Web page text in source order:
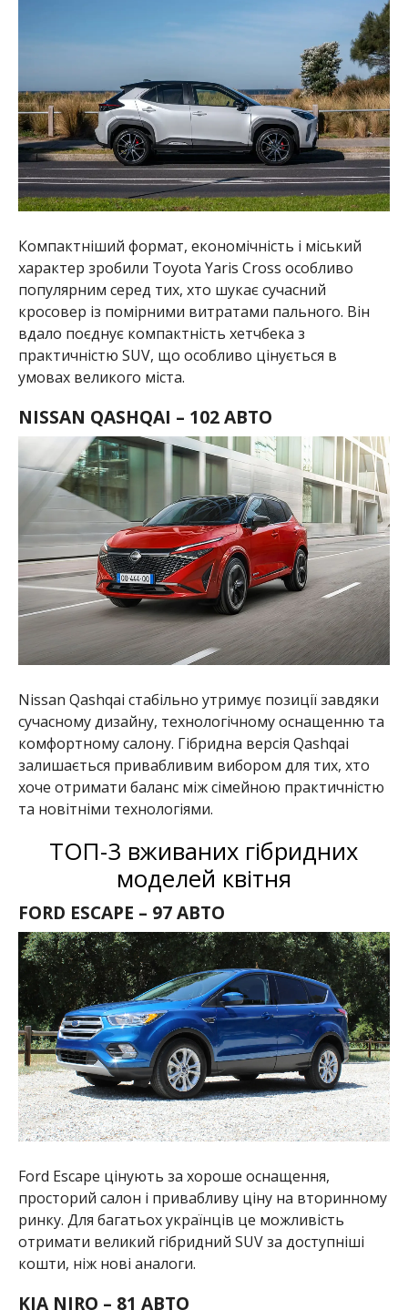
Компактніший формат, економічність і міський
характер зробили Toyota Yaris Cross особливо
популярним серед тих, хто шукає сучасний
кросовер із помірними витратами пального. Він
вдало поєднує компактність хетчбека з
практичністю SUV, що особливо цінується в
умовах великого міста.
NISSAN QASHQAI – 102 АВТО
Nissan Qashqai стабільно утримує позиції завдяки
сучасному дизайну, технологічному оснащенню та
комфортному салону. Гібридна версія Qashqai
залишається привабливим вибором для тих, хто
хоче отримати баланс між сімейною практичністю
та новітніми технологіями.
ТОП-3 вживаних гібридних
моделей квітня
FORD ESCAPE – 97 АВТО
Ford Escape цінують за хороше оснащення,
просторий салон і привабливу ціну на вторинному
ринку. Для багатьох українців це можливість
отримати великий гібридний SUV за доступніші
кошти, ніж нові аналоги.
KIA NIRO – 81 АВТО